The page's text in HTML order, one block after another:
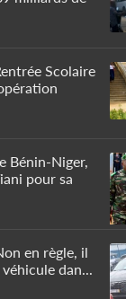
Scolaire
Bénin-Niger,
pour sa
en règle, il
dan...